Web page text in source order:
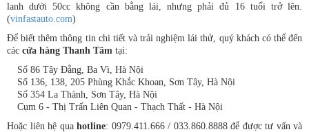
lanh dưới 50cc không cần bằng lái, nhưng phải đủ 16 tuổi trở lên.
(vinfastauto.com)
Để biết thêm thông tin chi tiết và trải nghiệm lái thử, quý khách có thể đến
các cửa hàng Thanh Tâm tại:
Số 86 Tây Đằng, Ba Vì, Hà Nội
Số 136, 138, 205 Phùng Khắc Khoan, Sơn Tây, Hà Nội
Số 354 La Thành, Sơn Tây, Hà Nội
Cụm 6 - Thị Trấn Liên Quan - Thạch Thất - Hà Nội
Hoặc liên hệ qua hotline: 0979.411.666 / 033.860.8888 để được tư vấn và